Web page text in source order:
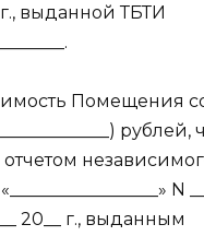
г., выданной ТБТИ
Помещения
рублей,
N
20__ г., выданным